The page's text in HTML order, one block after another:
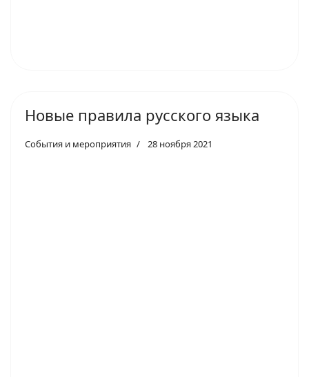
Новые правила русского языка
События и мероприятия 28 ноября 2021